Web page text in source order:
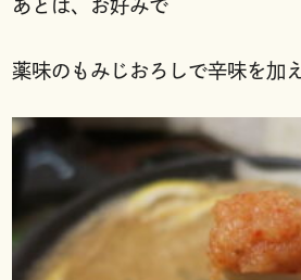
あとは、お好みで
薬味のもみじおろしで辛味を加え